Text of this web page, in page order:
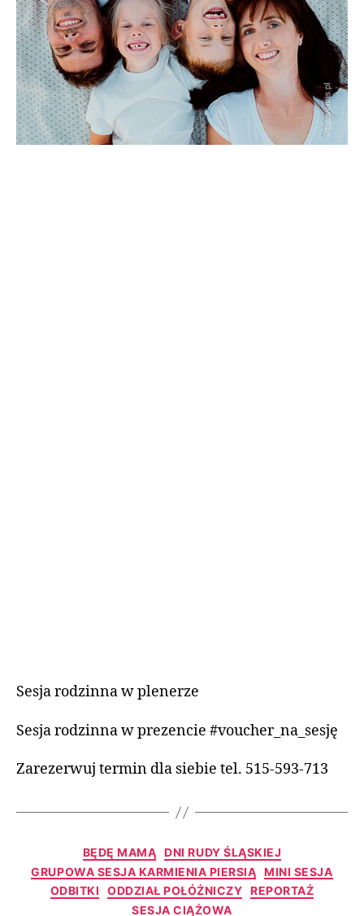
Sesja rodzinna w plenerze
Sesja rodzinna w prezencie #voucher_na_sesję
Zarezerwuj termin dla siebie tel. 515-593-713
BĘDĘ MAMĄ
DNI RUDY ŚLĄSKIEJ
GRUPOWA SESJA KARMIENIA PIERSIĄ
MINI SESJA
ODBITKI
ODDZIAŁ POŁÓŻNICZY
REPORTAŻ
SESJA CIĄŻOWA